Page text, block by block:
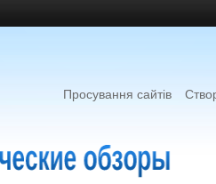
Просування сайтів